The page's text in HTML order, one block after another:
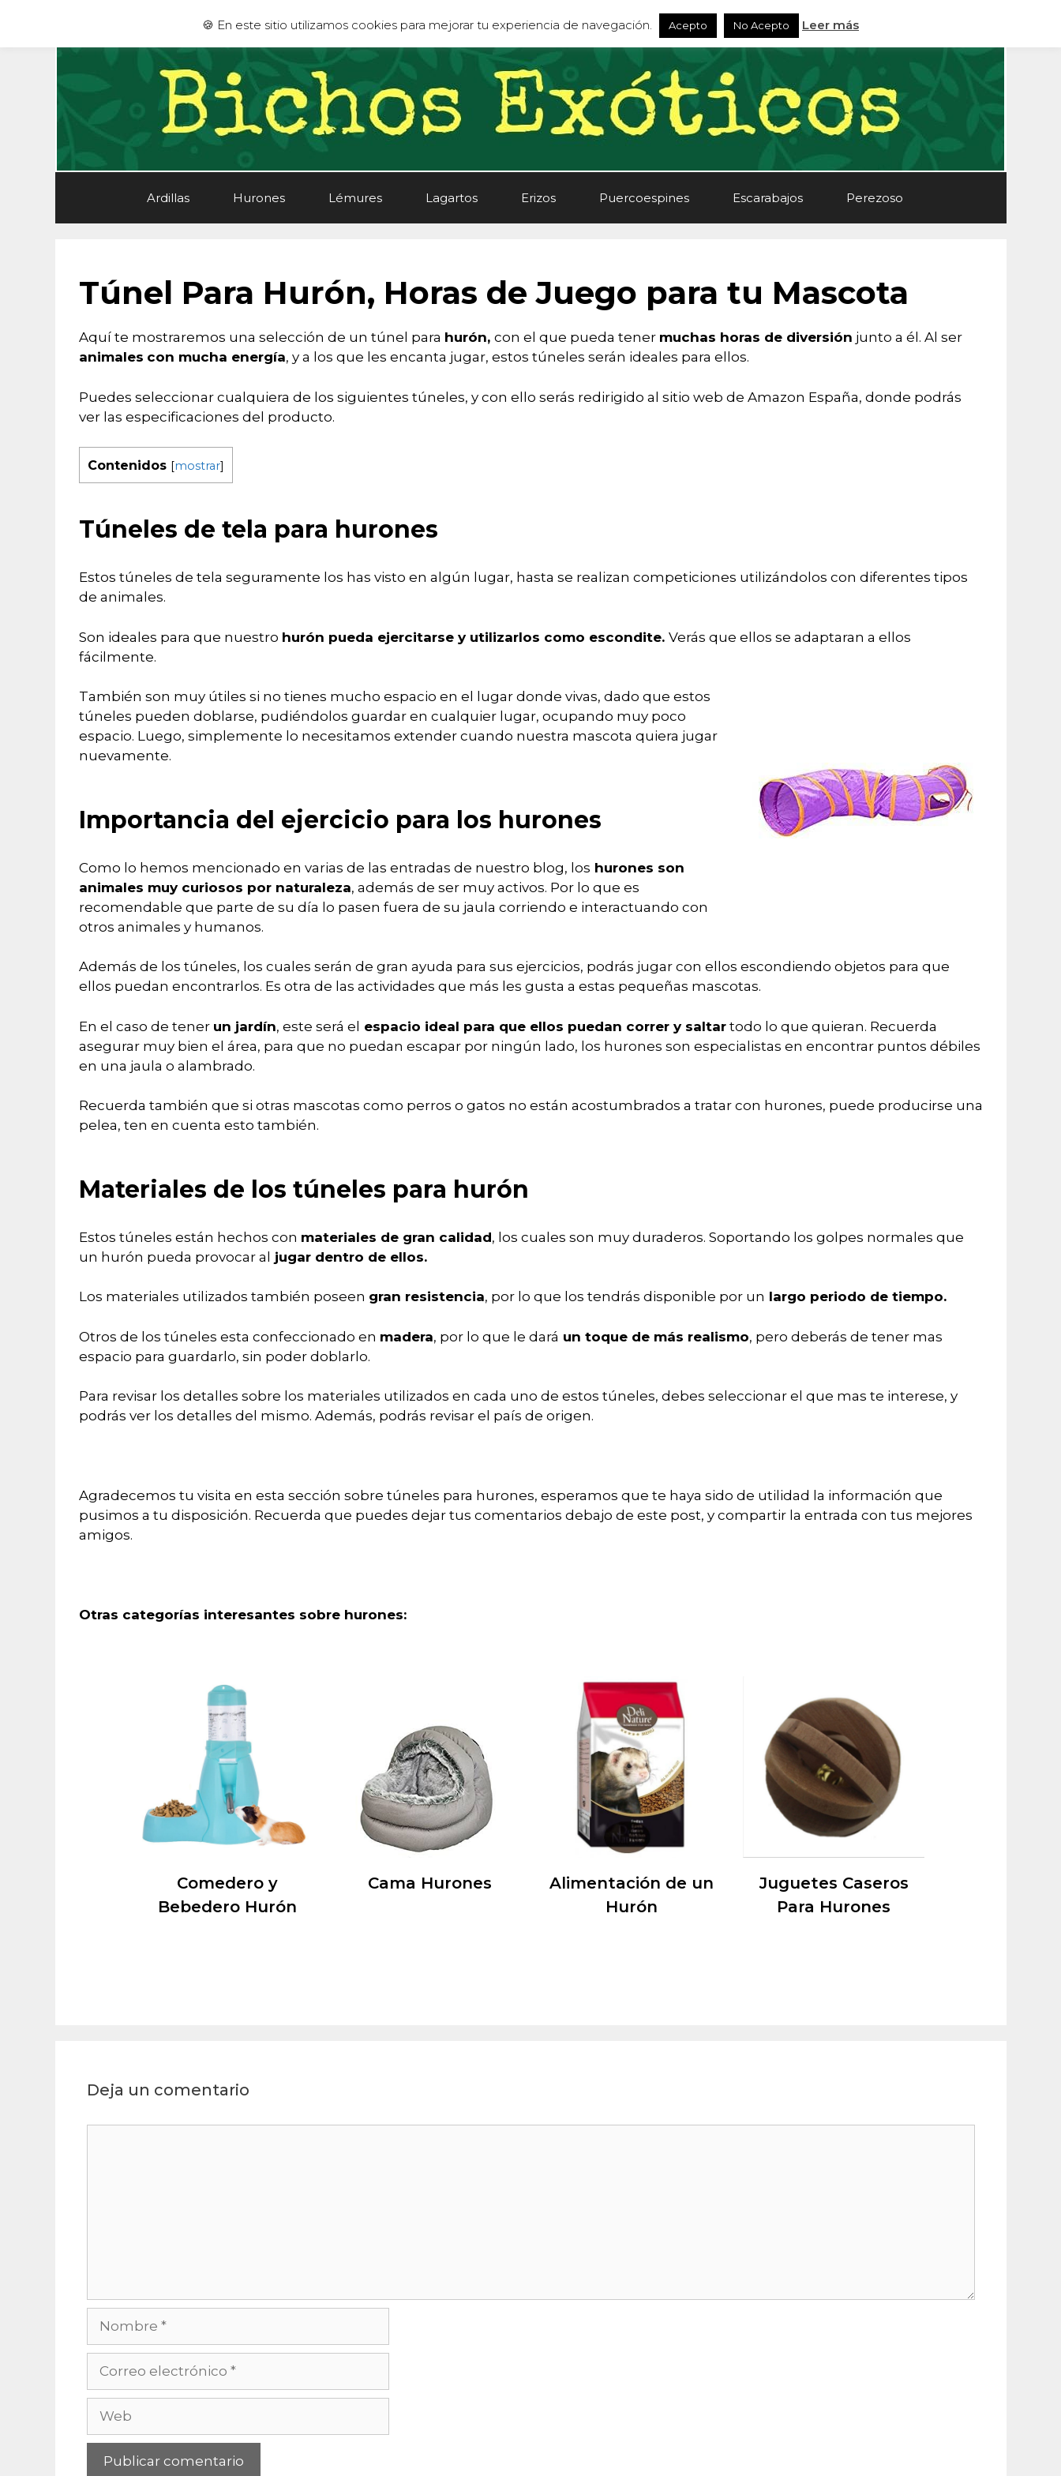
contenido
Ardillas Hurones Lémures Lagartos Erizos Puercoespines Escarabajos Perezoso
Túnel Para Hurón, Horas de Juego para tu Mascota
Aquí te mostraremos una selección de un túnel para hurón, con el que pueda tener muchas horas de diversión junto a él. Al ser
animales con mucha energía, y a los que les encanta jugar, estos túneles serán ideales para ellos.
Puedes seleccionar cualquiera de los siguientes túneles, y con ello serás redirigido al sitio web de Amazon España, donde podrás
ver las especificaciones del producto.
Contenidos [mostrar]
Túneles de tela para hurones
Estos túneles de tela seguramente los has visto en algún lugar, hasta se realizan competiciones utilizándolos con diferentes tipos
de animales.
Son ideales para que nuestro hurón pueda ejercitarse y utilizarlos como escondite. Verás que ellos se adaptaran a ellos
fácilmente.
También son muy útiles si no tienes mucho espacio en el lugar donde vivas, dado que estos
túneles pueden doblarse, pudiéndolos guardar en cualquier lugar, ocupando muy poco
espacio. Luego, simplemente lo necesitamos extender cuando nuestra mascota quiera jugar
nuevamente.
Importancia del ejercicio para los hurones
Como lo hemos mencionado en varias de las entradas de nuestro blog, los hurones son
animales muy curiosos por naturaleza, además de ser muy activos. Por lo que es
recomendable que parte de su día lo pasen fuera de su jaula corriendo e interactuando con
otros animales y humanos.
Además de los túneles, los cuales serán de gran ayuda para sus ejercicios, podrás jugar con ellos escondiendo objetos para que
ellos puedan encontrarlos. Es otra de las actividades que más les gusta a estas pequeñas mascotas.
En el caso de tener un jardín, este será el espacio ideal para que ellos puedan correr y saltartodo lo que quieran. Recuerda
asegurar muy bien el área, para que no puedan escapar por ningún lado, los hurones son especialistas en encontrar puntos débiles
en una jaula o alambrado.
Recuerda también que si otras mascotas como perros o gatos no están acostumbrados a tratar con hurones, puede producirse una
pelea, ten en cuenta esto también.
Materiales de los túneles para hurón
Estos túneles están hechos con materiales de gran calidad, los cuales son muy duraderos. Soportando los golpes normales que
un hurón pueda provocar al jugar dentro de ellos.
Los materiales utilizados también poseen gran resistencia, por lo que los tendrás disponible por un largo periodo de tiempo.
Otros de los túneles esta confeccionado en madera, por lo que le dará un toque de más realismo, pero deberás de tener mas
espacio para guardarlo, sin poder doblarlo.
Para revisar los detalles sobre los materiales utilizados en cada uno de estos túneles, debes seleccionar el que mas te interese, y
podrás ver los detalles del mismo. Además, podrás revisar el país de origen.
Agradecemos tu visita en esta sección sobre túneles para hurones, esperamos que te haya sido de utilidad la información que
pusimos a tu disposición. Recuerda que puedes dejar tus comentarios debajo de este post, y compartir la entrada con tus mejores
amigos.
Otras categorías interesantes sobre hurones:
Comedero y
Bebedero Hurón
Cama Hurones
Alimentación de un
Hurón
Juguetes Caseros
Para Hurones
Deja un comentario
Nombre
🍪 En este sitio utilizamos cookies para mejorar tu experiencia de navegación. Acepto No Acepto Leer más